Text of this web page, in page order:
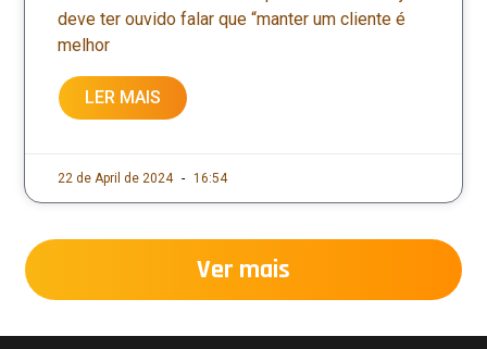
deve ter ouvido falar que “manter um cliente é
melhor
LER MAIS
22 de April de 2024 16:54
Ver mais